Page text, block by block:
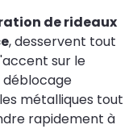
de rideaux
, desservent tout
sur le
déblocage
métalliques tout
rapidement à